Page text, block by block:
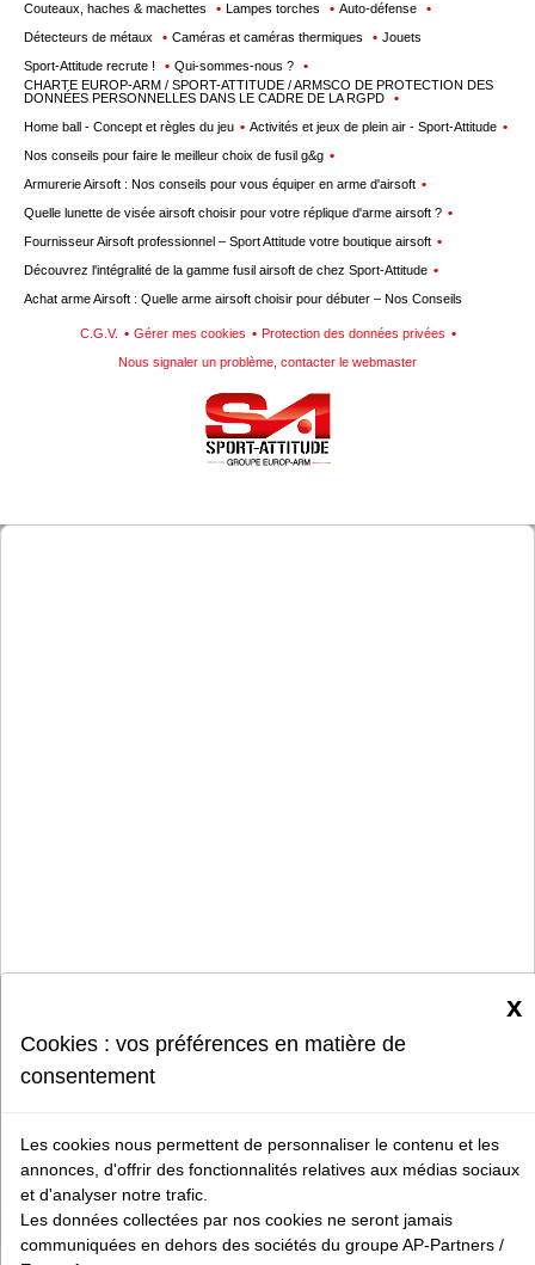
Couteaux, haches & machettes
Lampes torches
Auto-défense
Détecteurs de métaux
Caméras et caméras thermiques
Jouets
Sport-Attitude recrute !
Qui-sommes-nous ?
CHARTE EUROP-ARM / SPORT-ATTITUDE / ARMSCO DE PROTECTION DES
DONNÉES PERSONNELLES DANS LE CADRE DE LA RGPD
Home ball - Concept et règles du jeu
Activités et jeux de plein air - Sport-Attitude
Nos conseils pour faire le meilleur choix de fusil g&g
Armurerie Airsoft : Nos conseils pour vous équiper en arme d'airsoft
Quelle lunette de visée airsoft choisir pour votre réplique d'arme airsoft ?
Fournisseur Airsoft professionnel – Sport Attitude votre boutique airsoft
Découvrez l'intégralité de la gamme fusil airsoft de chez Sport-Attitude
Achat arme Airsoft : Quelle arme airsoft choisir pour débuter – Nos Conseils
C.G.V. Gérer mes cookies
Protection des données privées
Nous signaler un problème, contacter le webmaster
Cookies : vos préférences en matière de
consentement
x
Les cookies nous permettent de personnaliser le contenu et les
annonces, d'offrir des fonctionnalités relatives aux médias sociaux
et d'analyser notre trafic.
Les données collectées par nos cookies ne seront jamais
communiquées en dehors des sociétés du groupe AP-Partners /